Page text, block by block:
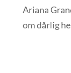
Ariana
om dårlig